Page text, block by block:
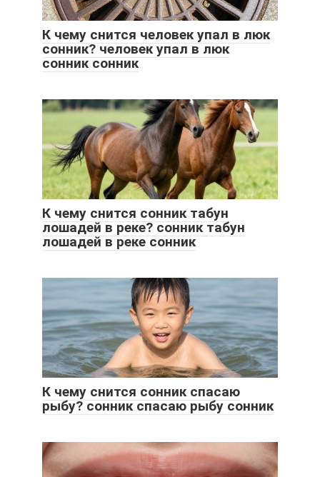
К чему снится человек упал в люк
сонник? человек упал в люк
сонник сонник
К чему снится сонник табун
лошадей в реке? сонник табун
лошадей в реке сонник
К чему снится сонник спасаю
рыбу? сонник спасаю рыбу сонник